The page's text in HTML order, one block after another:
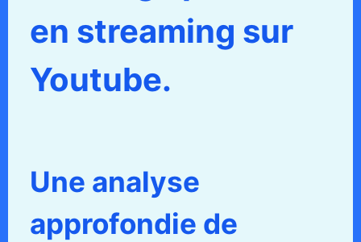
en streaming sur
Youtube.
Une analyse
approfondie de